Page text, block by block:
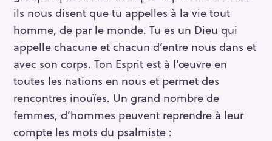
ils nous disent que tu appelles à la vie tout
homme, de par le monde. Tu es un Dieu qui
appelle chacune et chacun d’entre nous dans et
avec son corps. Ton Esprit est à l’œuvre en
toutes les nations en nous et permet des
rencontres inouïes. Un grand nombre de
femmes, d’hommes peuvent reprendre à leur
compte les mots du psalmiste :